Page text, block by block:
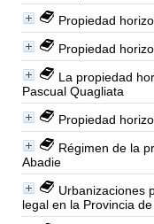
Propiedad
Propiedad
La propiedad
Pascual Quagliata
Propiedad
Régimen de la
Abadie
Urbanizaciones
legal en la Provincia de